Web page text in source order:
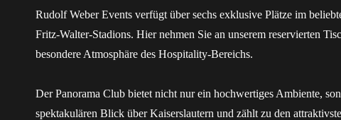
Rudolf Weber Events verfügt über sechs exklusive Plätze im
Fritz-Walter-Stadions. Hier nehmen Sie an unserem reservierten
besondere Atmosphäre des Hospitality-Bereichs.
Der Panorama Club bietet nicht nur ein hochwertiges Ambiente,
spektakulären Blick über Kaiserslautern und zählt zu den